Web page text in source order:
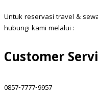
Untuk reservasi travel &
hubungi kami melalui :
Customer
0857-7777-9957